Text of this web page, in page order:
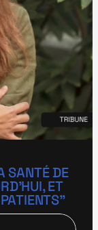
SANTÉ DE
ET